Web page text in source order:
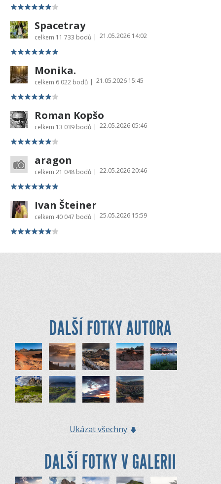
Spacetray
celkem 11 733 bodů | 21.05.2026 14:02
Monika.
celkem 6 022 bodů | 21.05.2026 15:45
Roman Kopšo
celkem 13 039 bodů | 22.05.2026 05:46
aragon
celkem 21 048 bodů | 22.05.2026 20:46
Ivan Šteiner
celkem 40 047 bodů | 25.05.2026 15:59
DALŠÍ FOTKY AUTORA
Ukázat všechny
DALŠÍ FOTKY V GALERII